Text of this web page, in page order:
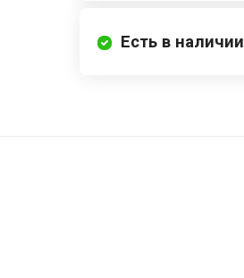
Есть в наличии